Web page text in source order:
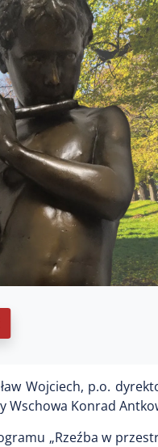
Wojciech, p.o.
Wschowa Konrad
„Rzeźba w